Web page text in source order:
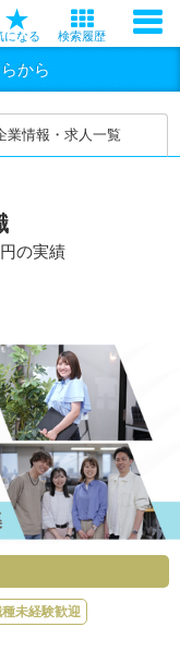
になる 検索履歴
から
業情報・求人一覧
の実績
未経験歓迎